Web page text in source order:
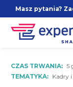
Masz pytania?
CZAS TRWANIA: 5
TEMATYKA: Kadry